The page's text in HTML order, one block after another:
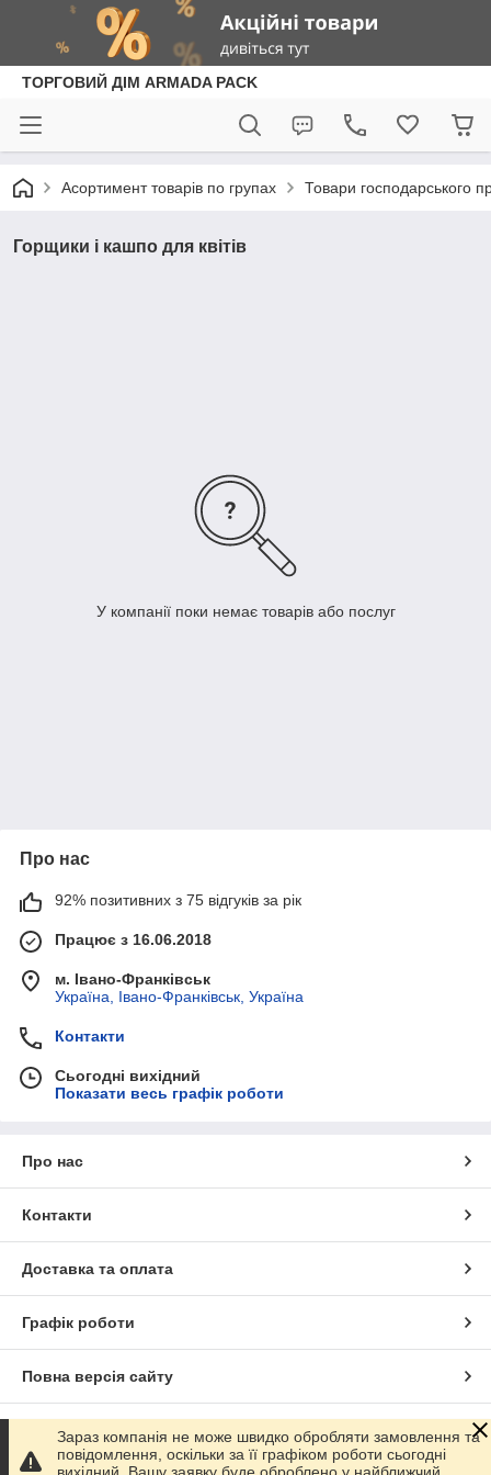
ТОРГОВИЙ ДІМ ARMADA PACK
Асортимент товарів по групах Товари господарського
Горщики і кашпо для квітів
У компанії поки немає товарів або послуг
Про нас
92% позитивних з 75 відгуків за рік
Працює з 16.06.2018
м. Івано-Франківськ
Україна, Івано-Франківськ, Україна
Контакти
Сьогодні вихідний
Показати весь графік роботи
Про нас
Контакти
Доставка та оплата
Графік роботи
Повна версія сайту
Сайт створено на маркетплейсіProm.ua
Зараз компанія не може швидко обробляти замовлення та
повідомлення, оскільки за її графіком роботи сьогодні